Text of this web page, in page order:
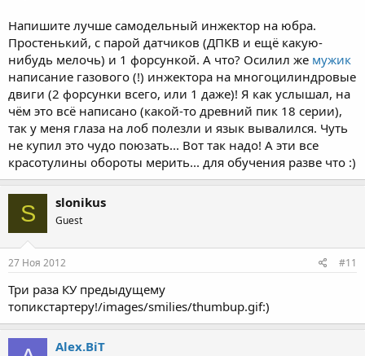
Напишите лучше самодельный инжектор на юбра.
Простенький, с парой датчиков (ДПКВ и ещё какую-
нибудь мелочь) и 1 форсункой. А что? Осилил же мужик
написание газового (!) инжектора на многоцилиндровые
двиги (2 форсунки всего, или 1 даже)! Я как услышал, на
чём это всё написано (какой-то древний пик 18 серии),
так у меня глаза на лоб полезли и язык вывалился. Чуть
не купил это чудо поюзать... Вот так надо! А эти все
красотулины обороты мерить... для обучения разве что :)
S slonikus
Guest
27 Ноя 2012 #11
Три раза КУ предыдущему
топикстартеру!/images/smilies/thumbup.gif:)
Alex.BiT